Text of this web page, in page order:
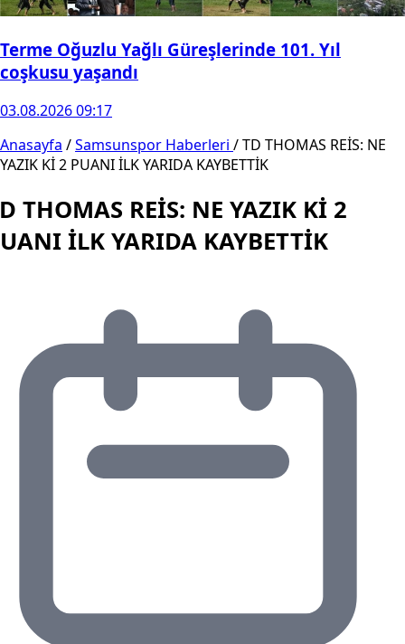
Terme Oğuzlu Yağlı Güreşlerinde 101. Yıl
coşkusu yaşandı
03.08.2026 09:17
Anasayfa /Samsunspor Haberleri /TD THOMAS REİS: NE
YAZIK Kİ 2 PUANI İLK YARIDA KAYBETTİK
THOMAS REİS: NE YAZIK Kİ 2
İLK YARIDA KAYBETTİK